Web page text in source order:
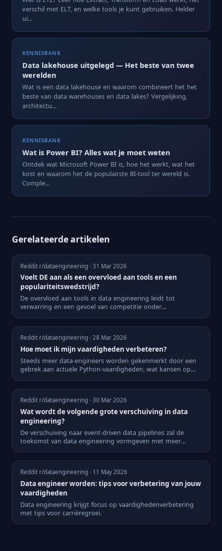
verschil met ELT, en welke tools je kunt gebruiken. Helder
ui...
KENNISBANK
Data lakehouse uitgelegd — Het beste van twee
werelden
Wat is een data lakehouse en waarom combineert het het
beste van data warehouses en data lakes? Vergelijking,
architectu...
KENNISBANK
Wat is Power BI? Alles wat je moet weten
Ontdek wat Microsoft Power BI is, hoe het werkt, wat het
kost en waarom het de populairste BI-tool ter wereld is.
Comple...
Gerelateerde artikelen
Reddit r/dataengineering · 31 Mar 2026
Voelt DE aan als een overvloed aan tools en een
populariteitswedstrijd?
De overvloed aan tools in data engineering leidt tot
verwarring en een gevoel van competitie onder
Reddit r/dataengineering · 28 Mar 2026
Hoe moet ik mijn vaardigheden verbeteren?
Steeds meer data-engineers worden gekenmerkt door een
gebrek aan actuele Python-vaardigheden, wat kansen op
Reddit r/dataengineering · 30 Mar 2026
Wat wordt de volgende grote verschuiving in data
engineering?
De verschuiving naar event-driven data pipelines zal de
toekomst van data engineering vormgeven met meer
Reddit r/dataengineering · 11 May 2026
Data engineer worden: tips voor verbetering van jouw
vaardigheden
Data engineering krijgt focus op vaardighedenverbetering
met tips voor carrièregroei.